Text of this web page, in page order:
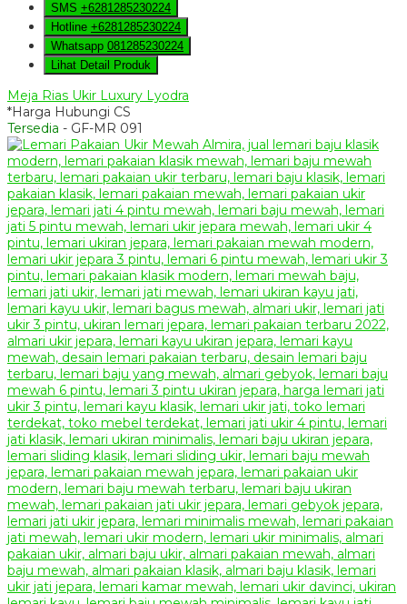
SMS +6281285230224
Hotline +6281285230224
Whatsapp 081285230224
Lihat Detail Produk
Meja Rias Ukir Luxury Lyodra
*Harga Hubungi CS
Tersedia - GF-MR 091